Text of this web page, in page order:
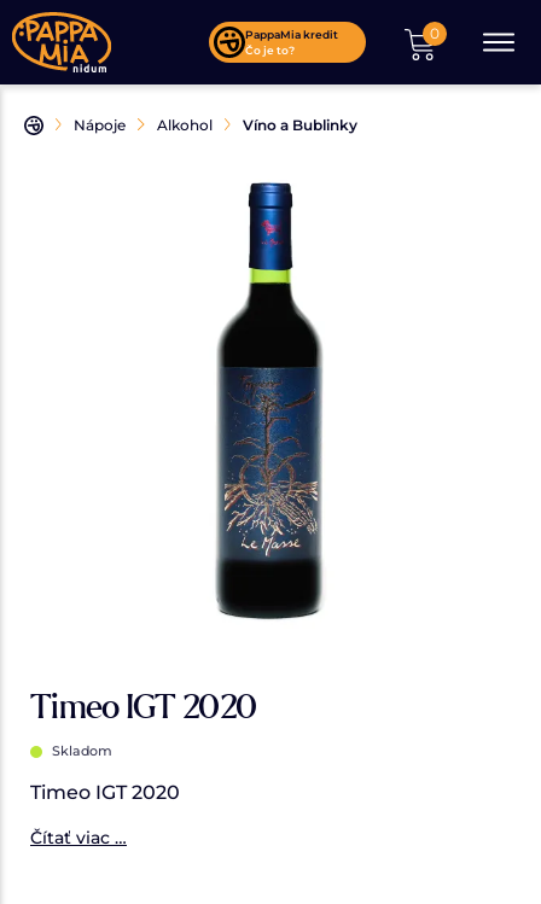
Nápoje Alkohol Víno a Bublinky
Timeo IGT 2020
Skladom
Timeo IGT 2020
Čítať viac …
PappaMia kredit
Čo je to?
0